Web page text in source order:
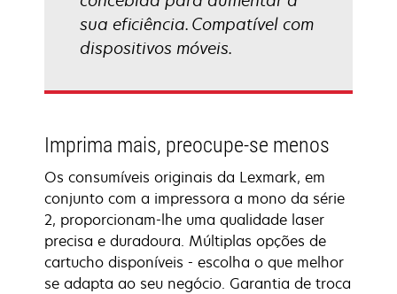
sua eficiência. Compatível com
dispositivos móveis.
Imprima mais, preocupe-se menos
Os consumíveis originais da Lexmark, em
conjunto com a impressora a mono da série
2, proporcionam-lhe uma qualidade laser
precisa e duradoura. Múltiplas opções de
cartucho disponíveis - escolha o que melhor
se adapta ao seu negócio. Garantia de troca